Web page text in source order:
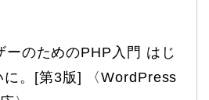
のためのPHP入門 はじ
に。[第3版] 〈WordPress